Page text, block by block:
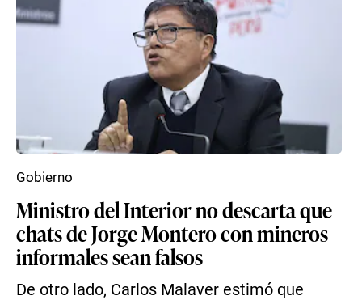
Ministro del Interior no descarta que
chats de Jorge Montero con mineros
informales sean falsos
De otro lado, Carlos Malaver estimó que
Gobierno